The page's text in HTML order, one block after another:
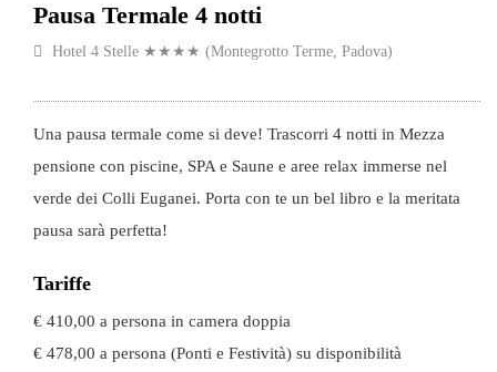
Pausa Termale 4 notti
Hotel 4 Stelle ★★★★ (Montegrotto Terme, Padova)
Una pausa termale come si deve! Trascorri 4 notti in Mezza
pensione con piscine, SPA e Saune e aree relax immerse nel
verde dei Colli Euganei. Porta con te un bel libro e la meritata
pausa sarà perfetta!
Tariffe
€ 410,00 a persona in camera doppia
€ 478,00 a persona (Ponti e Festività) su disponibilità